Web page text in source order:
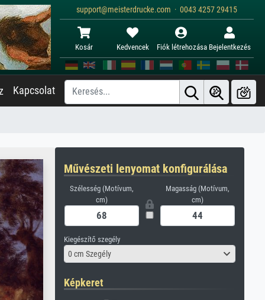
support@meisterdrucke.com · 0043 4257 29415
Kosár Kedvencek Fiók létrehozása Bejelentkezés
Kapcsolat
Művészeti lenyomat konfigurálása
Szélesség (Motívum,
cm)
Magasság (Motívum,
cm)
Kiegészítő szegély
0 cm Szegély
Képkeret